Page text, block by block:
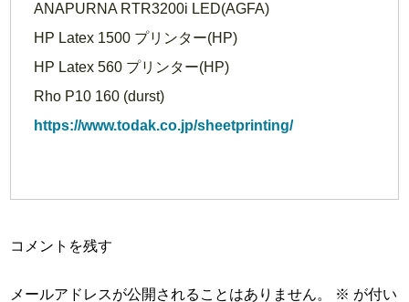
ANAPURNA RTR3200i LED(AGFA)
HP Latex 1500 プリンター(HP)
HP Latex 560 プリンター(HP)
Rho P10 160 (durst)
https://www.todak.co.jp/sheetprinting/
コメントを残す
メールアドレスが公開されることはありません。 ※ が付い